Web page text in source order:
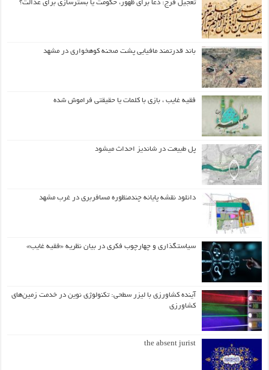
تعجیل فرج: دعا برای ظهور، حکومت یا بسترسازی برای عدالت؟
باند قدرتمند مافیایی پشت صحنه کوهخواری در مشهد
فقیه غایب ، بازی با کلمات یا حقیقتی فراموش شده
پل طبیعت در شاندیز احداث میشود
دانلود نقشه پایانه چندمنظوره مسافربری در غرب مشهد
سیاستگذاری و چهارچوب فکری در بیان نظریه «فقیه غایب»
آینده کشاورزی با لیزر سطحی: تکنولوژی نوین در خدمت زمین‌های
کشاورزی
the absent jurist